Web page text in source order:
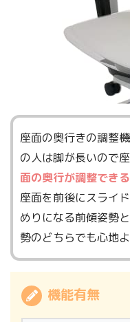
座面の奥行きの調整
の人は脚が長いので
面の奥行が調整でき
座面を前後にスライ
めりになる前傾姿勢
勢のどちらでも心地よ
機能有無